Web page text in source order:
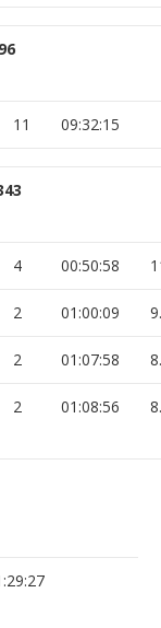
11 09:32:15
4 00:50:58
2 01:00:09
2 01:07:58
2 01:08:56